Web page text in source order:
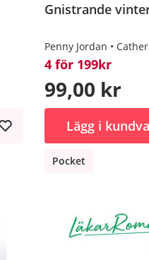
Gnistrande
Penny Jordan
4 för 199kr
99,00 kr
Lägg i
Pocket